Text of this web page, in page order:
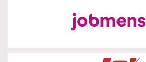
zur Partnerseite